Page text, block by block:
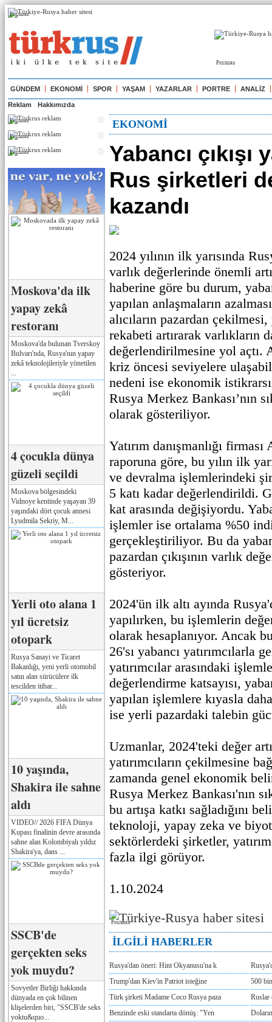
Реклама
Реклама
GÜNDEM EKONOMİ SPOR YAŞAM YAZARLAR PORTRE ANALİZ
Reklam Hakkımızda
Реклама
Реклама
Реклама
Moskova'da ilk
yapay zekâ
restoranı
Moskova'da bulunan Tverskoy
Bulvarı'nda, Rusya'nın yapay
zekâ teknolojileriyle yönetilen
4 çocukla dünya
güzeli seçildi
Moskova bölgesindeki
Vidnoye kentinde yaşayan 39
yaşındaki dört çocuk annesi
Lyudmila Sekriy, M...
Yerli oto alana 1
yıl ücretsiz
otopark
Rusya Sanayi ve Ticaret
Bakanlığı, yeni yerli otomobil
satın alan sürücülere ilk
tescilden itibar...
10 yaşında,
Shakira ile sahne
aldı
VIDEO// 2026 FIFA Dünya
Kupası finalinin devre arasında
sahne alan Kolombiyalı yıldız
Shakira'ya, dans ...
SSCB'de
gerçekten seks
yok muydu?
Sovyetler Birliği hakkında
dünyada en çok bilinen
klişelerden biri, "SSCB'de seks
yoktu&quo...
EKONOMİ
Yabancı
Rus şirketleri
kazandı
2024 yılının ilk yarısında
varlık değerlerinde önemli
haberine göre bu durum,
yapılan anlaşmaların
alıcıların pazardan
rekabeti artırarak varlıkların
değerlendirilmesine yol açtı.
kriz öncesi seviyelere
nedeni ise ekonomik
Rusya Merkez Bankası’nın
olarak gösteriliyor.
Yatırım danışmanlığı
raporuna göre, bu yılın ilk
ve devralma işlemlerindeki
5 katı kadar değerlendirildi.
kat arasında değişiyordu.
işlemler ise ortalama %50
gerçekleştiriliyor. Bu da
pazardan çıkışının varlık
gösteriyor.
2024'ün ilk altı ayında
yapılırken, bu işlemlerin
olarak hesaplanıyor. Ancak
26'sı yabancı yatırımcılarla
yatırımcılar arasındaki
değerlendirme katsayısı,
yapılan işlemlere kıyasla
ise yerli pazardaki talebin
Uzmanlar, 2024'teki değer
yatırımcıların çekilmesine
zamanda genel ekonomik
Rusya Merkez Bankası'nın
bu artışa katkı sağladığını
teknoloji, yapay zeka ve
sektörlerdeki şirketler,
fazla ilgi görüyor.
1.10.2024
Реклама
İLGİLİ HABERLER
Rusya'dan öneri: Hint Okyanusu'na k
Trump'dan Kiev'in Patriot isteğine
500
Türk şirketi Madame Coco Rusya paza
Ruslar
Benzinde eski standarta dönüş: "Yen